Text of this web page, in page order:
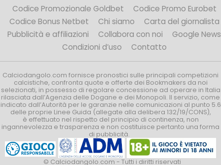
Codice Promozionale Goldbet
Codice Promo Eurobet
Codice Bonus Netbet
Chi siamo
Carta del giornalista
Pubblicità e affiliazioni
Collabora con noi
Google News
Condizioni d’uso
Contatto
Calciodangolo.com fornisce pronostici sulle principali competizioni
calcistiche, confronta quote e offerte dei Bookmakers da noi
selezionati, in possesso di regolare concessione ad operare in Italia
rilasciata dall’Agenzia delle Dogane e dei Monopoli. Il servizio, come
indicato dall’Autorità per le garanzie nelle comunicazioni al punto 5.6
delle proprie Linee Guida (allegate alla delibera 132/19/CONS),
è effettuato nel rispetto del principio di continenza, non
ingannevolezza e trasparenza e non costituisce pertanto una forma
di pubblicità.
© Calciodangolo.com - Tutti i diritti riservati